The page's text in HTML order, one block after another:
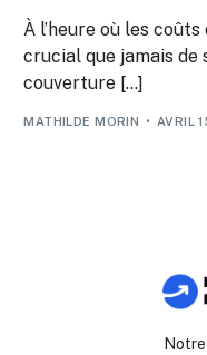
À l’heure où les
crucial que jamais de
couverture […]
MATHILDE MORIN AVRIL